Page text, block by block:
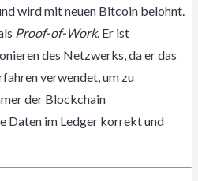
wird mit neuen Bitcoin belohnt.
Proof-of-Work. Er ist
des Netzwerks, da er das
verwendet, um zu
der Blockchain
Daten im Ledger korrekt und